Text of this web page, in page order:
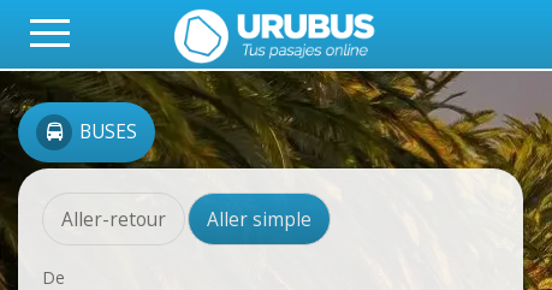
BUSES
Aller-retour Aller simple
De